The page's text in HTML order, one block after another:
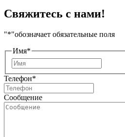
Свяжитесь с нами!
"*"обозначает обязательные поля
Имя*
Телефон*
Сообщение